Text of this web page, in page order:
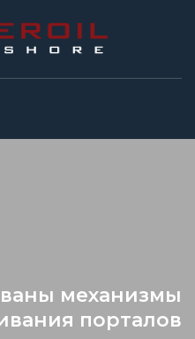
механизмы
порталов